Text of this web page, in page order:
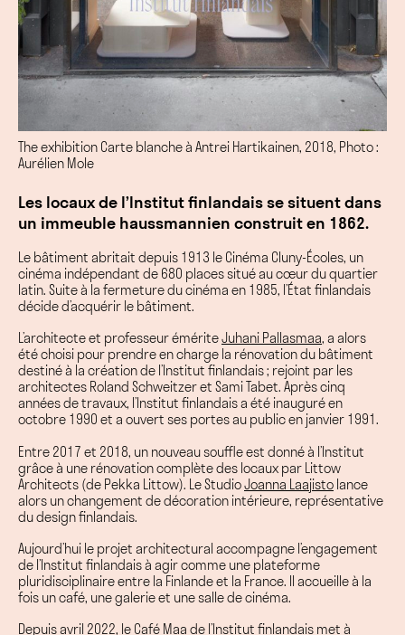
The exhibition Carte blanche à Antrei Hartikainen, 2018, Photo :
Aurélien Mole
Les locaux de l’Institut finlandais se situent dans
un immeuble haussmannien construit en 1862.
Le bâtiment abritait depuis 1913 le Cinéma Cluny-Écoles, un
cinéma indépendant de 680 places situé au cœur du quartier
latin. Suite à la fermeture du cinéma en 1985, l’État finlandais
décide d’acquérir le bâtiment.
L’architecteet professeur émériteJuhani Pallasmaa, a alors
été choisi pour prendre en charge la rénovation du bâtiment
destiné à la création de l’Institut finlandais ; rejoint par les
architectes Roland Schweitzer et Sami Tabet. Après cinq
années de travaux, l’Institut finlandais a été inauguré en
octobre 1990 et a ouvert ses portes au public en janvier 1991.
Entre 2017 et 2018, un nouveau souffle est donné à l’Institut
grâce à une rénovation complète des locaux par Littow
Architects (de Pekka Littow). Le StudioJoanna Laajisto lance
alors un changement de décoration intérieure, représentative
du design finlandais.
Aujourd’hui le projet architectural accompagne l’engagement
de l’Institut finlandais à agir comme une plateforme
pluridisciplinaire entre la Finlande et la France. Il accueille à la
fois un café, une galerie et une salle de cinéma.
Depuis avril 2022, le Café Maa de l’Institut finlandais met à